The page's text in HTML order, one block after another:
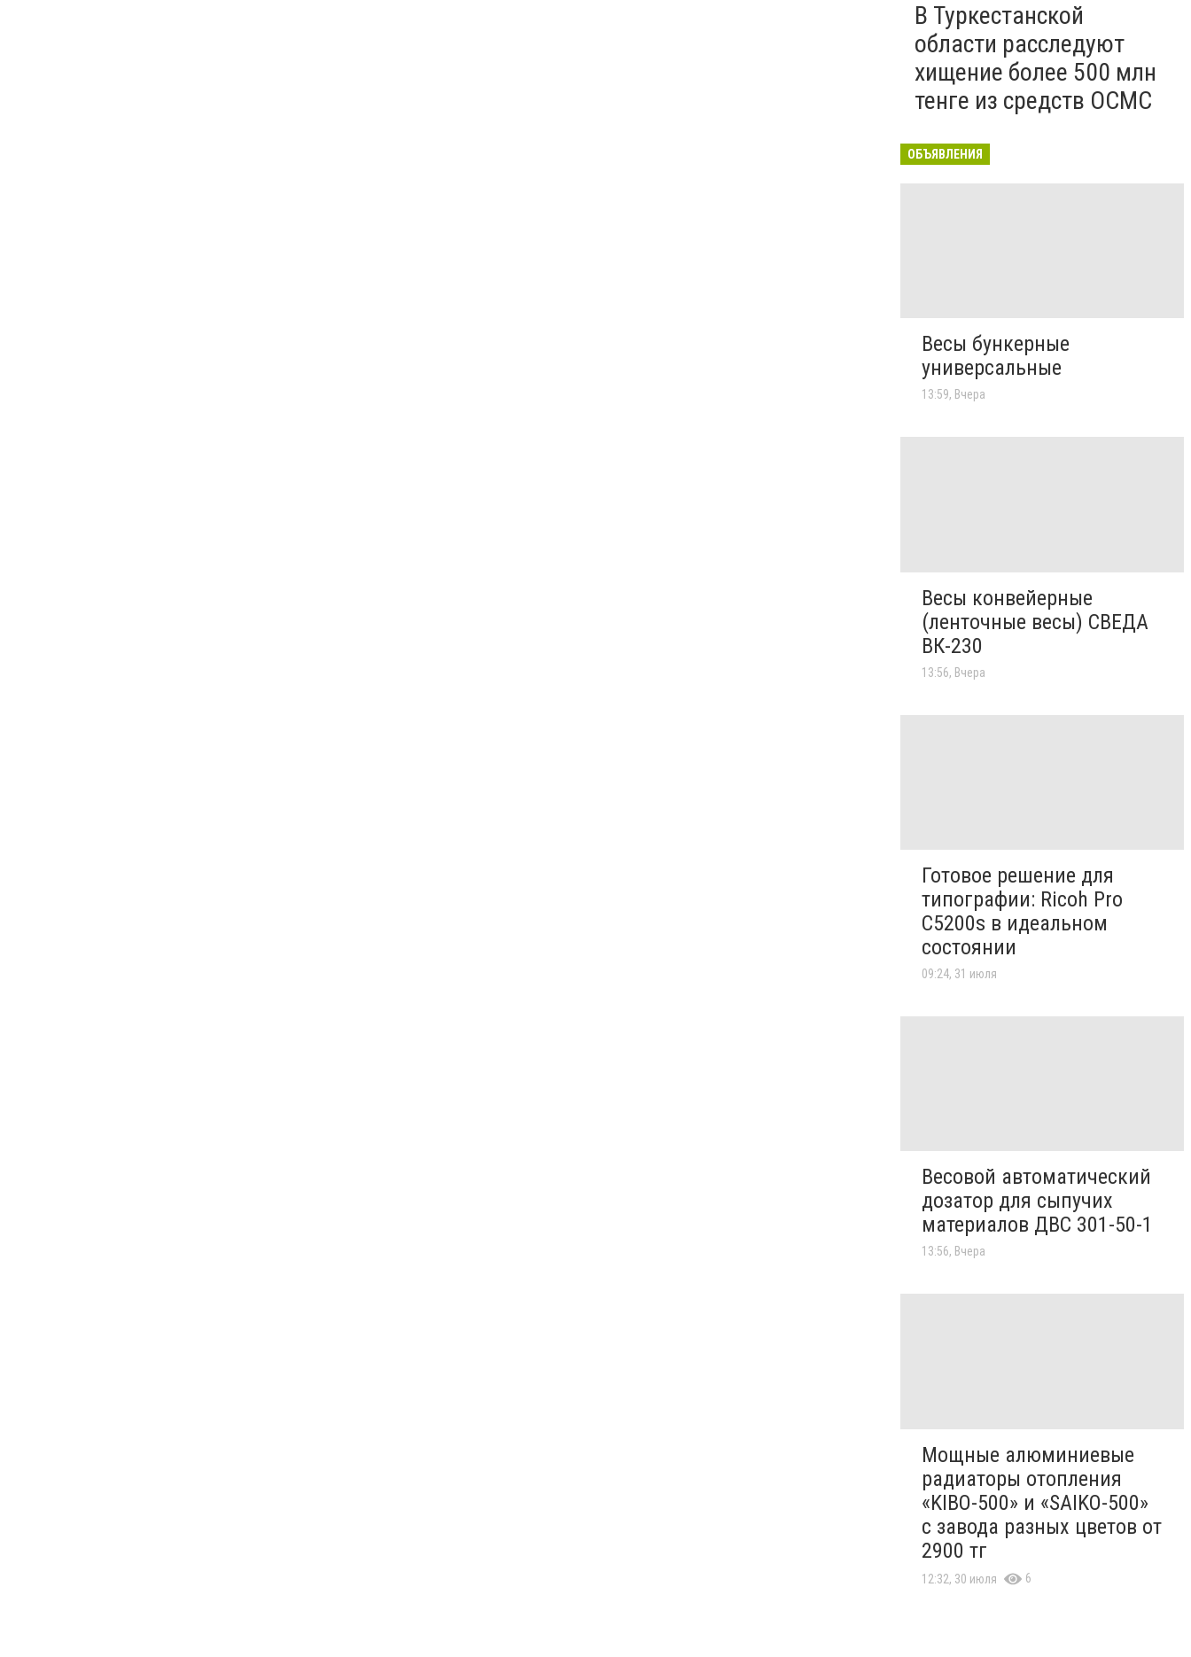
В Туркестанской
области расследуют
хищение более 500 млн
тенге из средств ОСМС
ОБЪЯВЛЕНИЯ
Весы бункерные
универсальные
13:59, Вчера
Весы конвейерные
(ленточные весы) СВЕДА
ВК-230
13:56, Вчера
Готовое решение для
типографии: Ricoh Pro
C5200s в идеальном
состоянии
09:24, 31 июля
Весовой автоматический
дозатор для сыпучих
материалов ДВС 301-50-1
13:56, Вчера
Мощные алюминиевые
радиаторы отопления
«KIBO-500» и «SAIKO-500»
с завода разных цветов от
2900 тг
12:32, 30 июля 6